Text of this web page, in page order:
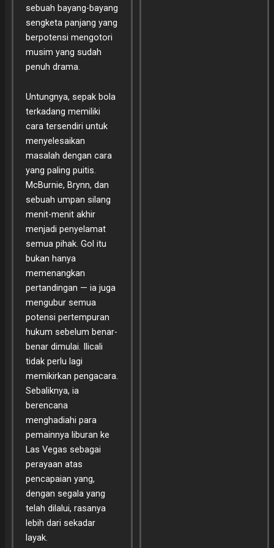
sebuah bayang-bayang
sengketa panjang yang
berpotensi mengotori
musim yang sudah
penuh drama.
Untungnya, sepak bola
terkadang memiliki
cara tersendiri untuk
menyelesaikan
masalah dengan cara
yang paling puitis.
McBurnie, Brynn, dan
sebuah umpan silang
menit-menit akhir
menjadi penyelamat
semua pihak. Gol itu
bukan hanya
memenangkan
pertandingan — ia juga
mengubur semua
potensi pertempuran
hukum sebelum benar-
benar dimulai. Ilicali
tidak perlu lagi
memikirkan pengacara.
Sebaliknya, ia
berencana
menghadiahi para
pemainnya liburan ke
Las Vegas sebagai
perayaan atas
pencapaian yang,
dengan segala yang
telah dilalui, rasanya
lebih dari sekadar
layak.